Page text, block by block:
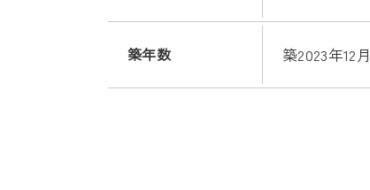
築年数 築2023年12月